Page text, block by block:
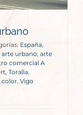
España,
arte urbano, arte
comercial A
, Toralla
color, Vigo